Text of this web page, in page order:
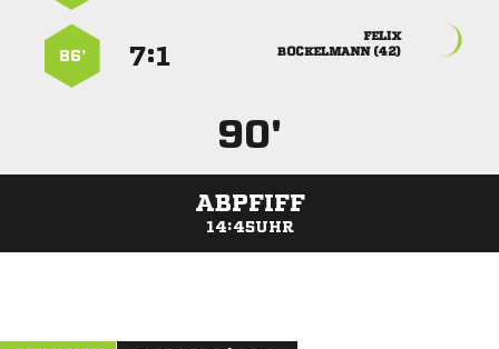

 
:
86’
90'
ABPFIFF
14:45UHR